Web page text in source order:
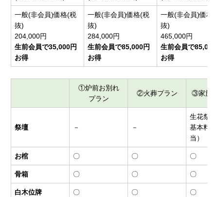
一般(非会員)価格(税
抜)
204,000円
生前会員で35,000円
お得
一般(非会員)価格(税
抜)
284,000円
生前会員で85,000円
お得
一般(非会員)価格(
抜)
465,000円
生前会員で85,000
お得
①炉前お別れ
プラン
②火葬プラン ③家族
祭壇 － －
生花祭
基本料
当）
お棺 〇 〇 〇
骨箱 〇 〇 〇
白木位牌 〇 〇 〇